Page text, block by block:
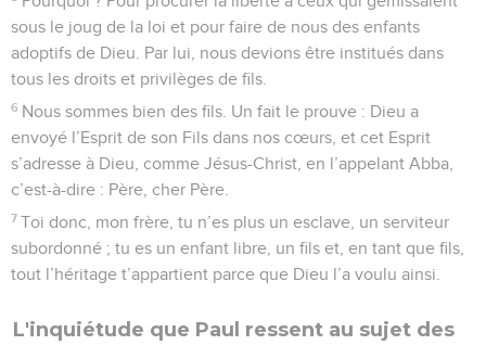
sous le joug de la loi et pour faire de nous des enfants
adoptifs de Dieu. Par lui, nous devions être institués dans
tous les droits et privilèges de fils.
6 Nous sommes bien des fils. Un fait le prouve : Dieu a
envoyé l’Esprit de son Fils dans nos cœurs, et cet Esprit
s’adresse à Dieu, comme Jésus-Christ, en l’appelant Abba,
c’est-à-dire : Père, cher Père.
7 Toi donc, mon frère, tu n’es plus un esclave, un serviteur
subordonné ; tu es un enfant libre, un fils et, en tant que fils,
tout l’héritage t’appartient parce que Dieu l’a voulu ainsi.
L'inquiétude que Paul ressent au sujet des